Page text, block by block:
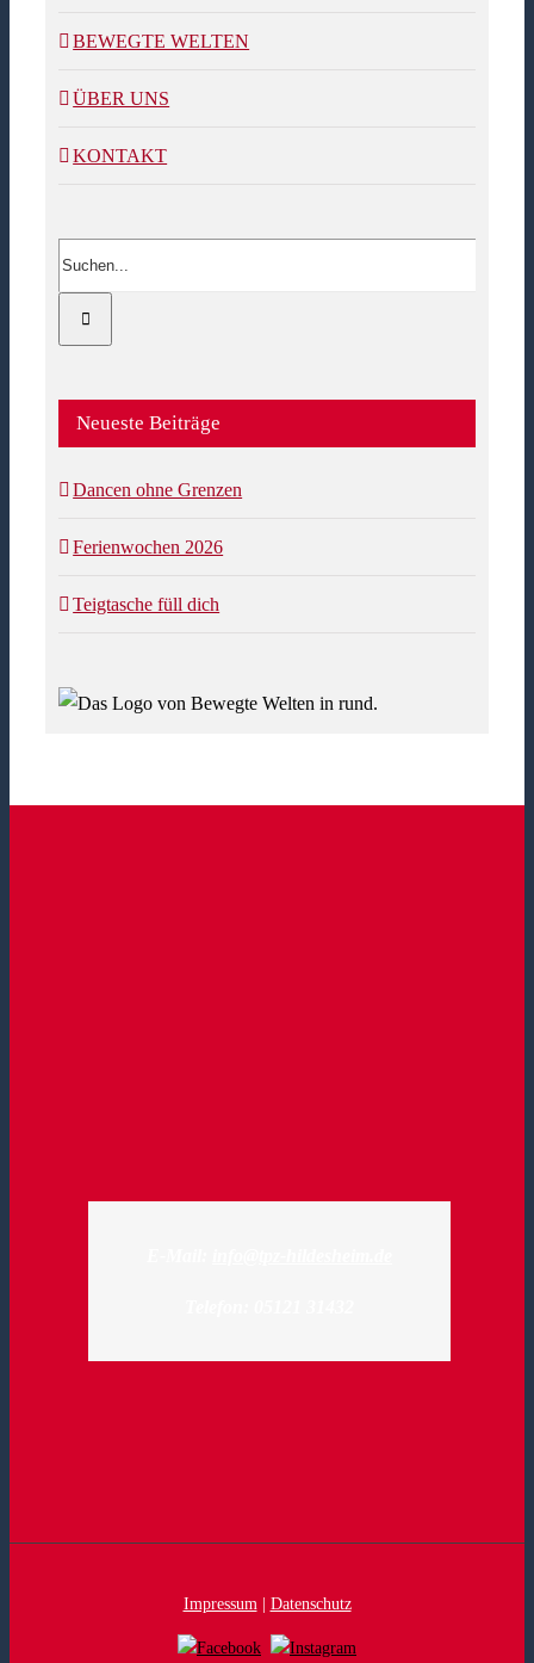
BEWEGTE WELTEN
ÜBER UNS
KONTAKT
Neueste Beiträge
Dancen ohne Grenzen
Ferienwochen 2026
Teigtasche füll dich
Impressum | Datenschutz